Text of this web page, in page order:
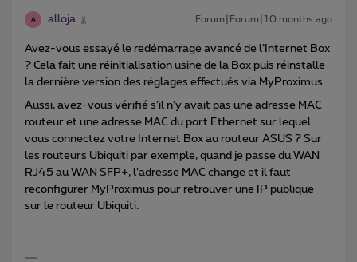
A alloja Forum|Forum|10 months ago
Avez-vous essayé le redémarrage avancé de l’Internet Box
? Cela fait une réinitialisation usine de la Box puis réinstalle
la dernière version des réglages effectués via MyProximus.
Aussi, avez-vous vérifié s’il n’y avait pas une adresse MAC
routeur et une adresse MAC du port Ethernet sur lequel
vous connectez votre Internet Box au routeur ASUS ? Sur
les routeurs Ubiquiti par exemple, quand je passe du WAN
RJ45 au WAN SFP+, l’adresse MAC change et il faut
reconfigurer MyProximus pour retrouver une IP publique
sur le routeur Ubiquiti.